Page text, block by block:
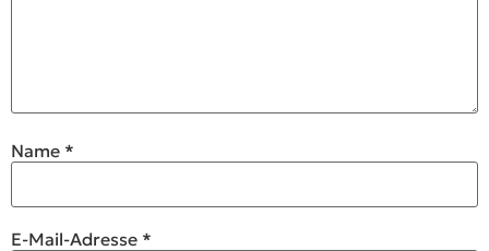
Name *
E-Mail-Adresse *